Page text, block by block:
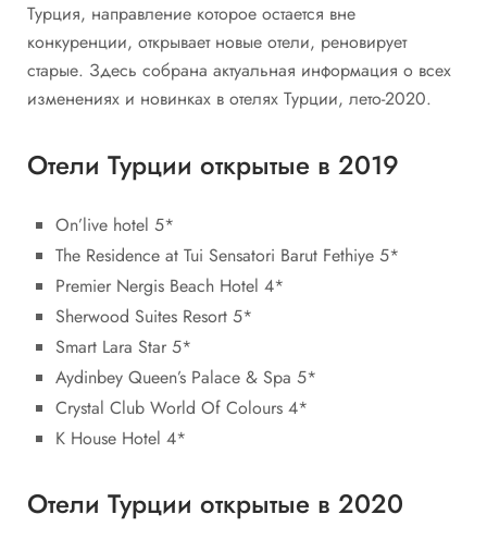
Турция, направление которое остается вне
конкуренции, открывает новые отели, реновирует
старые. Здесь собрана актуальная информация о всех
изменениях и новинках в отелях Турции, лето-2020.
Отели Турции открытые в 2019
On’live hotel 5*
The Residence at Tui Sensatori Barut Fethiye 5*
Premier Nergis Beach Hotel 4*
Sherwood Suites Resort 5*
Smart Lara Star 5*
Aydinbey Queen’s Palace & Spa 5*
Crystal Club World Of Colours 4*
K House Hotel 4*
Отели Турции открытые в 2020